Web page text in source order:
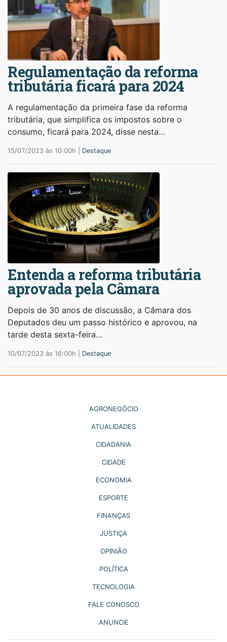
Regulamentação da reforma
tributária ficará para 2024
A regulamentação da primeira fase da reforma
tributária, que simplifica os impostos sobre o
consumo, ficará para 2024, disse nesta…
15/07/2023 às 10:00h | Destaque
Entenda a reforma tributária
aprovada pela Câmara
Depois de 30 anos de discussão, a Câmara dos
Deputados deu um passo histórico e aprovou, na
tarde desta sexta-feira…
10/07/2023 às 16:00h | Destaque
AGRONEGÓCIO
ATUALIDADES
CIDADANIA
CIDADE
ECONOMIA
ESPORTE
FINANÇAS
JUSTIÇA
OPINIÃO
POLÍTICA
TECNOLOGIA
FALE CONOSCO
ANUNCIE